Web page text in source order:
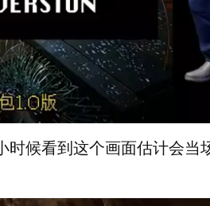
候看到这个画面估计会当